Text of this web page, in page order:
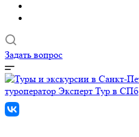
Задать вопрос